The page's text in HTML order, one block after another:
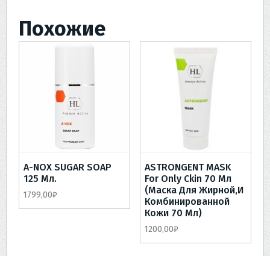
Похожие
A-NOX SUGAR SOAP
125 Мл.
1799,00₽
ASTRONGENT MASK
For Only Ckin 70 Мл
(Маска Для Жирной,и
Комбинированной
Кожи 70 Мл)
1200,00₽